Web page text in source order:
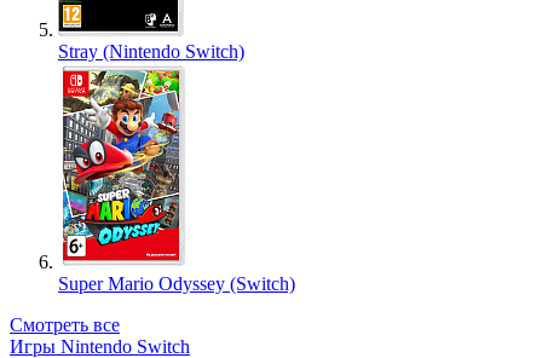
Stray (Nintendo Switch)
Super Mario Odyssey (Switch)
Смотреть все
Игры Nintendo Switch